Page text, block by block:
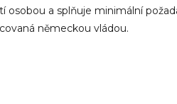
a splňuje minimální
německou vládou.